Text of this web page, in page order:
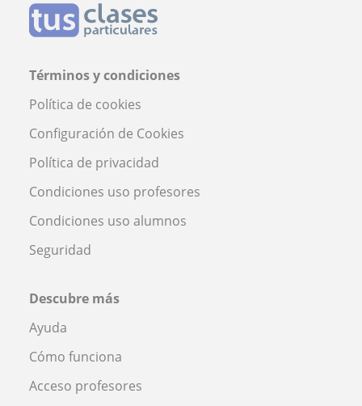
Términos y condiciones
Política de cookies
Configuración de Cookies
Política de privacidad
Condiciones uso profesores
Condiciones uso alumnos
Seguridad
Descubre más
Ayuda
Cómo funciona
Acceso profesores